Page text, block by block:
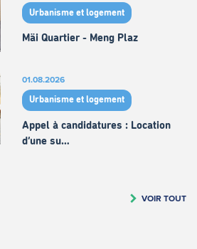
Urbanisme et logement
Mäi Quartier - Meng Plaz
01.08.2026
Urbanisme et logement
Appel à candidatures : Location
d’une su…
VOIR TOUT